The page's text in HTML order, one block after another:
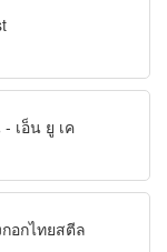
เอ็น ยู เค
อกไทยสตีล